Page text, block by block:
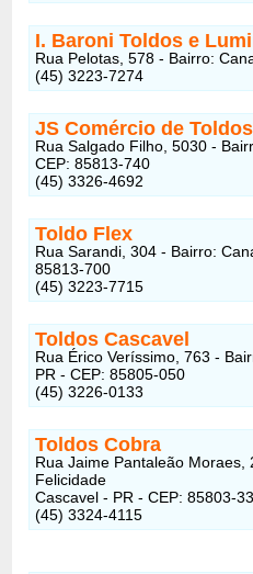
I. Baroni Toldos e
Rua Pelotas, 578 - Bairro:
(45) 3223-7274
JS Comércio de
Rua Salgado Filho, 5030 -
CEP: 85813-740
(45) 3326-4692
Toldo Flex
Rua Sarandi, 304 - Bairro:
85813-700
(45) 3223-7715
Toldos Cascavel
Rua Érico Veríssimo, 763 -
PR - CEP: 85805-050
(45) 3226-0133
Toldos Cobra
Rua Jaime Pantaleão Moraes,
Felicidade
Cascavel - PR - CEP: 85803-
(45) 3324-4115